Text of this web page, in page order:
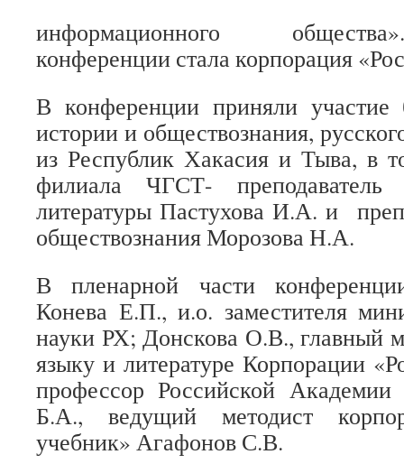
информационного
конференции стала корпорация
В конференции приняли участие
истории и обществознания,
из Республик Хакасия и Тыва, в
филиала ЧГСТ-
литературы Пастухова И.А. и
обществознания Морозова Н.А.
В пленарной части
Конева Е.П., и.о. заместителя
науки РХ; Донскова О.В., главный
языку и литературе Корпорации
профессор Российской
Б.А., ведущий методист
учебник» Агафонов С.В.